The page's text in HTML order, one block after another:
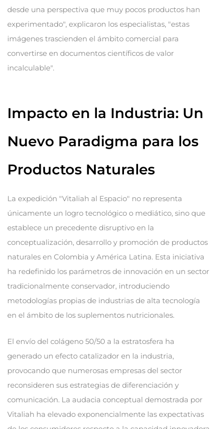
desde una perspectiva que muy pocos productos han
experimentado", explicaron los especialistas, "estas
imágenes trascienden el ámbito comercial para
convertirse en documentos científicos de valor
incalculable".
Impacto en la Industria: Un
Nuevo Paradigma para los
Productos Naturales
La expedición "Vitaliah al Espacio" no representa
únicamente un logro tecnológico o mediático, sino que
establece un precedente disruptivo en la
conceptualización, desarrollo y promoción de productos
naturales en Colombia y América Latina. Esta iniciativa
ha redefinido los parámetros de innovación en un sector
tradicionalmente conservador, introduciendo
metodologías propias de industrias de alta tecnología
en el ámbito de los suplementos nutricionales.
El envío del colágeno 50/50 a la estratosfera ha
generado un efecto catalizador en la industria,
provocando que numerosas empresas del sector
reconsideren sus estrategias de diferenciación y
comunicación. La audacia conceptual demostrada por
Vitaliah ha elevado exponencialmente las expectativas